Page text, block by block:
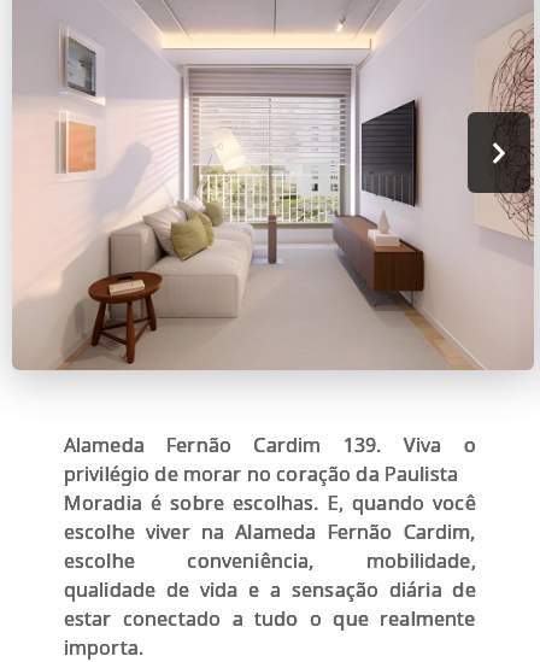
Alameda Fernão Cardim 139. Viva o
privilégio de morar no coração da Paulista
Moradia é sobre escolhas. E, quando você
escolhe viver na Alameda Fernão Cardim,
escolhe conveniência, mobilidade,
qualidade de vida e a sensação diária de
estar conectado a tudo o que realmente
importa.